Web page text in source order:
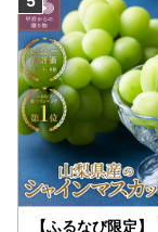
【ふるなび限定